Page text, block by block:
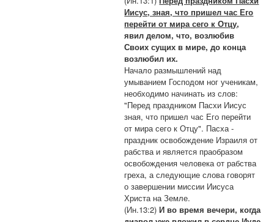
Иисус, зная, что пришел час Его
перейти от мира сего к Отцу,
явил делом, что, возлюбив
Своих сущих в мире, до конца
возлюбил их.
Начало размышлений над
умыванием Господом ног ученикам,
необходимо начинать из слов:
"Перед праздником Пасхи Иисус
зная, что пришел час Его перейти
от мира сего к Отцу". Пасха -
праздник освобождение Израиля от
рабства и является праобразом
освобождения человека от рабства
греха, а следующие слова говорят
о завершении миссии Иисуса
Христа на Земле.
(Ин.13:2)И во время вечери, когда